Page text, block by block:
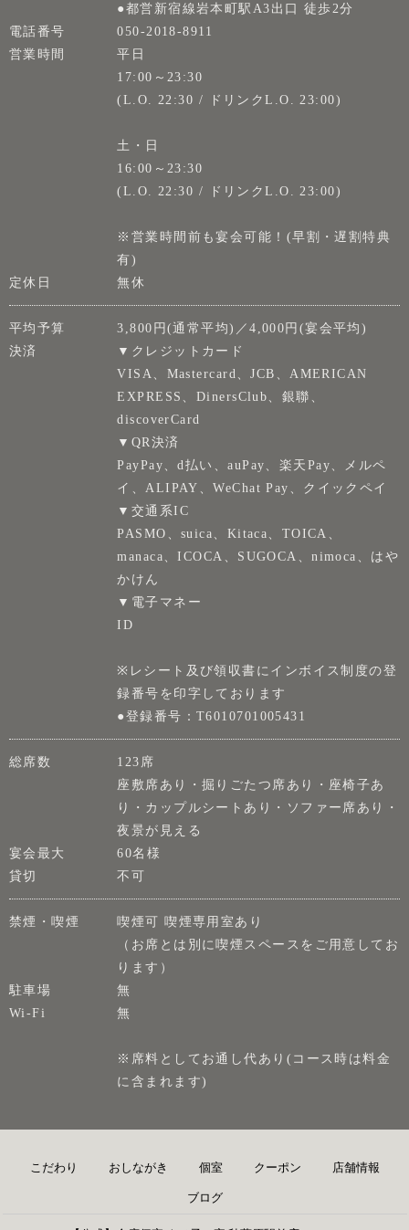
●都営新宿線岩本町駅A3出口 徒歩2分
電話番号
050-2018-8911
営業時間
平日
17:00～23:30
(L.O. 22:30 / ドリンクL.O. 23:00)
土・日
16:00～23:30
(L.O. 22:30 / ドリンクL.O. 23:00)
※営業時間前も宴会可能！(早割・遅割特典
有)
定休日
無休
平均予算
3,800円(通常平均)／4,000円(宴会平均)
決済
▼クレジットカード
VISA、Mastercard、JCB、AMERICAN
EXPRESS、DinersClub、銀聯、
discoverCard
▼QR決済
PayPay、d払い、auPay、楽天Pay、メルペ
イ、ALIPAY、WeChat Pay、クイックペイ
▼交通系IC
PASMO、suica、Kitaca、TOICA、
manaca、ICOCA、SUGOCA、nimoca、はや
かけん
▼電子マネー
ID
※レシート及び領収書にインボイス制度の登
録番号を印字しております
●登録番号：T6010701005431
総席数
123席
座敷席あり・掘りごたつ席あり・座椅子あ
り・カップルシートあり・ソファー席あり・
夜景が見える
宴会最大
60名様
貸切
不可
禁煙・喫煙
喫煙可 喫煙専用室あり
（お席とは別に喫煙スペースをご用意してお
ります）
駐車場
無
Wi-Fi
無
※席料としてお通し代あり(コース時は料金
に含まれます)
こだわり おしながき 個室 クーポン 店舗情報
ブログ